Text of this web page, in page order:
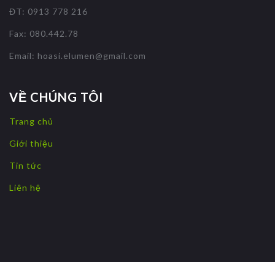
ĐT: 0913 778 216
Fax: 080.442.78
Email: hoasi.elumen@gmail.com
VỀ CHÚNG TÔI
Trang chủ
Giới thiệu
Tin tức
Liên hệ